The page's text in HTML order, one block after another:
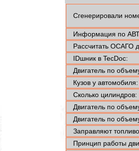
Сгенерировали
Информация по
Рассчитать ОСАГО
IDшник в TecDoc:
Двигатель по
Кузов у автомобиля:
Сколько цилиндров:
Двигатель по
Двигатель по
Заправляют
Принцип работы